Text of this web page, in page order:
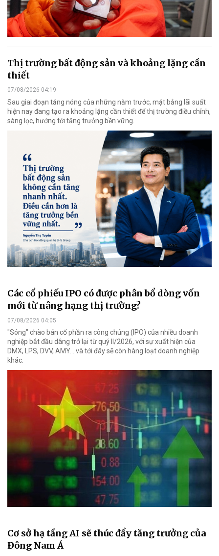
Thị trường bất động sản và khoảng lặng cần
thiết
07/08/2026 04:19
Sau giai đoạn tăng nóng của những năm trước, mặt bằng lãi suất
hiện nay đang tạo ra khoảng lặng cần thiết để thị trường điều chỉnh,
sàng lọc, hướng tới tăng trưởng bền vững.
Các cổ phiếu IPO có được phân bổ dòng vốn
mới từ nâng hạng thị trường?
07/08/2026 04:05
"Sóng" chào bán cổ phần ra công chúng (IPO) của nhiều doanh
nghiệp bắt đầu dâng trở lại từ quý II/2026, với sự xuất hiện của
DMX, LPS, DVV, AMY... và tới đây sẽ còn hàng loạt doanh nghiệp
khác.
Cơ sở hạ tầng AI sẽ thúc đẩy tăng trưởng của
Đông Nam Á